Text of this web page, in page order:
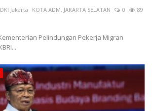
DKI Jakarta KOTA ADM. JAKARTA SELATAN 0
89
Pelindungan Pekerja Migran